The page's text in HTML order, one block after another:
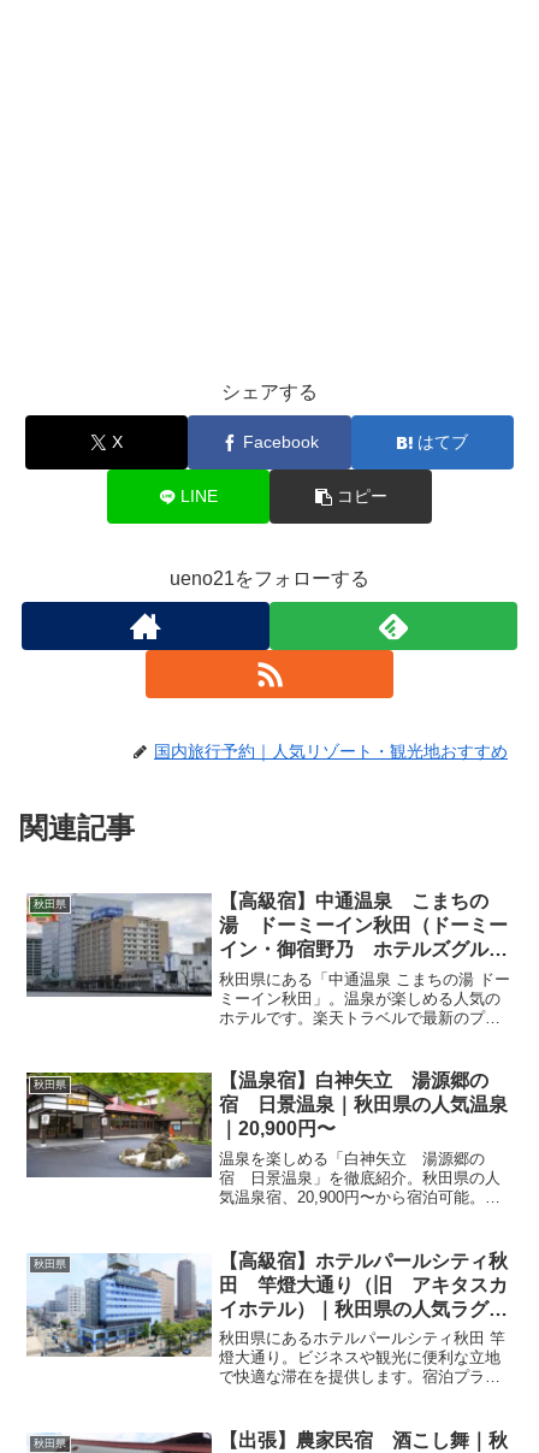
シェアする
X Facebook はてブ
LINE コピー
ueno21をフォローする
国内旅行予約｜人気リゾート・観光地おすすめ
関連記事
秋田県
【高級宿】中通温泉 こまちの
湯 ドーミーイン秋田（ドーミー
イン・御宿野乃 ホテルズグルー
プ）｜秋田県の人気ラグジュアリ
ー｜5,050円〜
秋田県にある「中通温泉 こまちの湯 ドー
ミーイン秋田」。温泉が楽しめる人気の
ホテルです。楽天トラベルで最新のプラ
ださい。
秋田県
【温泉宿】白神矢立 湯源郷の
宿 日景温泉｜秋田県の人気温泉
｜20,900円〜
温泉を楽しめる「白神矢立 湯源郷の
宿 日景温泉」を徹底紹介。秋田県の人
気温泉宿、20,900円〜から宿泊可能。温
秋田県
【高級宿】ホテルパールシティ秋
田 竿燈大通り（旧 アキタスカ
イホテル）｜秋田県の人気ラグジ
ュアリー｜4,600円〜
秋田県にあるホテルパールシティ秋田 竿
燈大通り。ビジネスや観光に便利な立地
で快適な滞在を提供します。宿泊プラン
す。
秋田県
【出張】農家民宿 酒こし舞｜秋